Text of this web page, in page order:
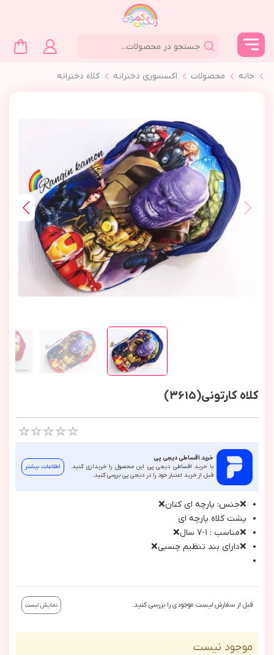
خانه محصولات اکسسوری دخترانه کلاه دخترانه
کلاه کارتونی(3615)
خرید اقساطی دیجی پی
با خرید اقساطی دیجی پی این محصول را خریداری کنید.
قبل از خرید اعتبار خود را در دیجی پی بررسی کنید.
اطلاعات بیشتر
❌جنس: پارچه ای كتان❌
پشت کلاه پارچه اي
❌مناسب : ۱-۷ سال❌
❌دارای بند تنظیم چسبي❌
قبل از سفارش لیست موجودی را بررسی کنید. نمایش لیست
موجود نیست